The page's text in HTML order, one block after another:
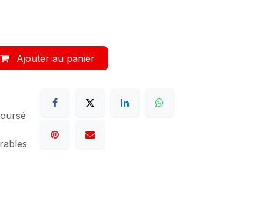
Ajouter au panier